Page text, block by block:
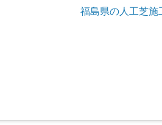
福島県の人工芝施